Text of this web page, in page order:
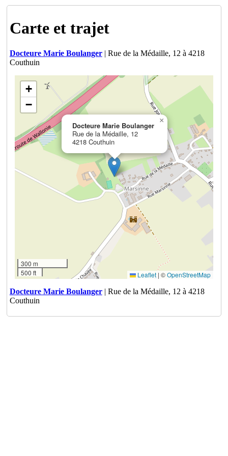
Carte et trajet
Docteure Marie Boulanger| Rue de la Médaille, 12 à 4218
Couthuin
Docteure Marie Boulanger
Rue de la Médaille, 12
4218 Couthuin
×
+
−
300 m
500 ft
Leaflet | ©OpenStreetMap
Docteure Marie Boulanger| Rue de la Médaille, 12 à 4218
Couthuin